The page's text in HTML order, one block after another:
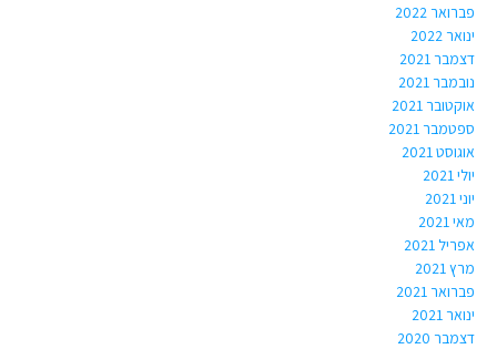
פברואר 2022
ינואר 2022
דצמבר 2021
נובמבר 2021
אוקטובר 2021
ספטמבר 2021
אוגוסט 2021
יולי 2021
יוני 2021
מאי 2021
אפריל 2021
מרץ 2021
פברואר 2021
ינואר 2021
דצמבר 2020